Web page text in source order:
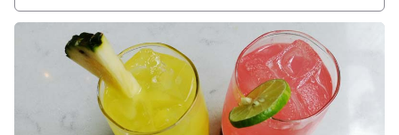
Visualizza dettagli